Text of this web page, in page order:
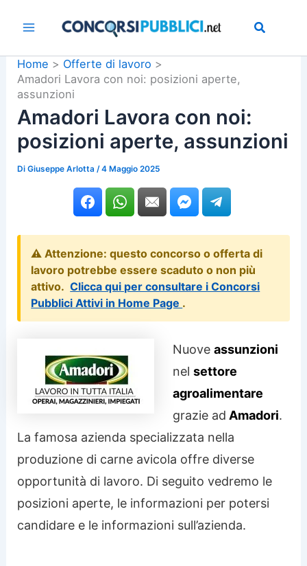
Home
Offerte di lavoro
Amadori Lavora con noi: posizioni aperte,
assunzioni
Amadori Lavora con noi:
posizioni aperte, assunzioni
DiGiuseppe Arlotta /4 Maggio 2025
⚠️ Attenzione: questo concorso o offerta di
lavoro potrebbe essere scaduto o non più
attivo. Clicca qui per consultare i Concorsi
Pubblici Attivi in Home Page .
Nuoveassunzioni
nelsettore
agroalimentare
grazie ad Amadori.
La famosa azienda specializzata nella
produzione di carne avicola offre diverse
opportunità di lavoro. Di seguito vedremo le
posizioni aperte, le informazioni per potersi
candidare e le informazioni sull’azienda.